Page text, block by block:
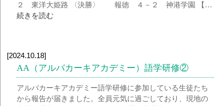
２ 東洋大姫路 〈決勝〉 報徳 ４－２ 神港学園 【…
続きを読む
[2024.10.18]
AA（アルバカーキアカデミー）語学研修②
アルバカーキアカデミー語学研修に参加している生徒たち
から報告が届きました。全員元気に過ごしており、現地の